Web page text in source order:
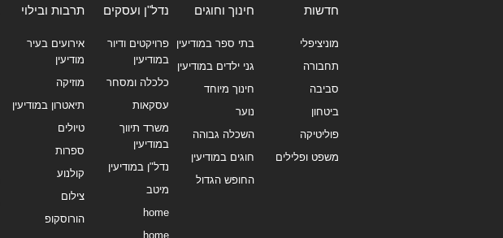
חדשות
מוניציפלי
תחבורה
סביבה
ביטחון
פוליטיקה
משפט ופלילים
חינוך וחוגים
בתי ספר במודיעין
גני ילדים במודיעין
חינוך מיוחד
נוער
השכלה גבוהה
חוגים במודיעין
החופש הגדול
נדל"ן ועסקים
פרויקטים ודיור
במודיעין
כלכלה ומסחר
עסקאות
משרד תיווך
במודיעין
נדל"ן במודיעין
מיטב
home
home
תרבות ובילוי
אירועים בעיר
מודיעין
מוזיקה
תיאטרון במודיעין
טיולים
ספרות
קולנוע
צילום
הורוסקופ